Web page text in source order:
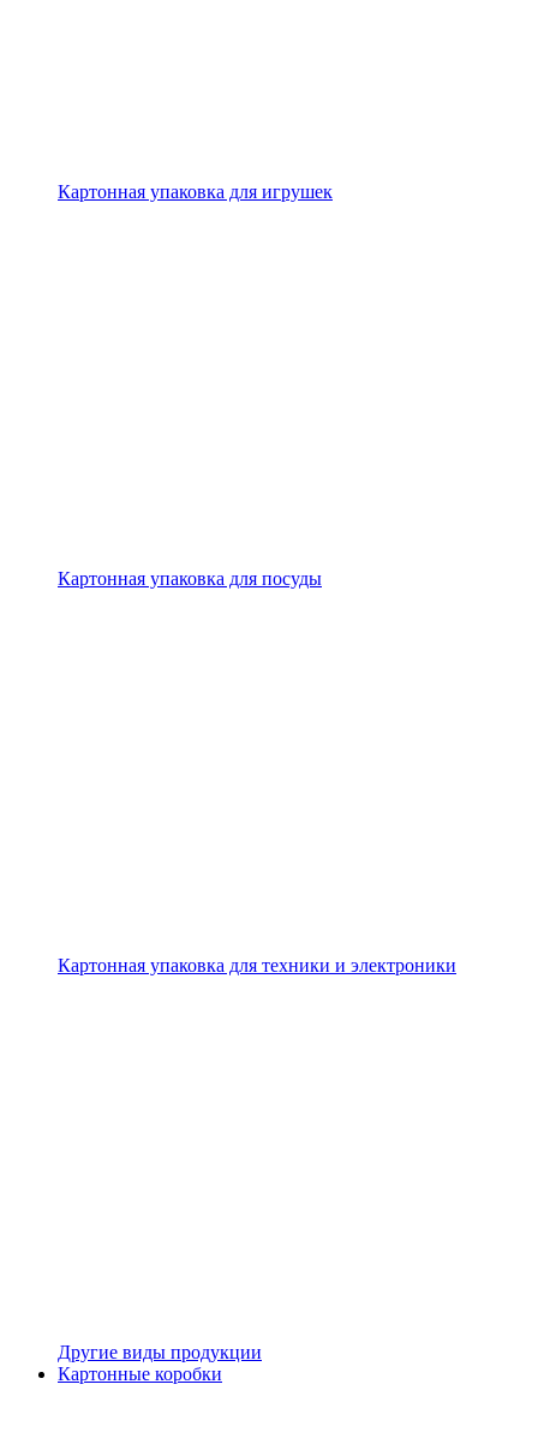
Картонная упаковка для игрушек
Картонная упаковка для посуды
Картонная упаковка для техники и электроники
Другие виды продукции
Картонные коробки